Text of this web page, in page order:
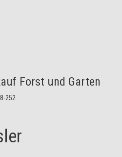
Forst und Garten
252